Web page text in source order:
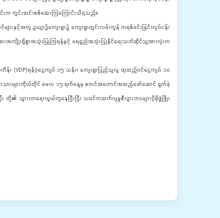
င်းက ကွင်းဆင်းစစ်ဆေးကြကြောင်းသိရသည်။
းနှင့်အတူ ဥယျာဉ်ကျေးရွာ၌ ကျေးရွာတွင်းလမ်းကွန် ကရစ်ခင်းခြင်းလုပ်ငန်း
းအားအကျိုးရှိစွာအသုံးပြုကြရန်နှင့် ရေရှည်အသုံးပြုနိုင်‌ရေးသက်ဆိုင်သူအားလုံးက
း (VDP)ရန်ပုံငွေကျပ် ၁၅ သန်း၊ ကျေးရွာပြည်သူလူ ထုထည့်ဝင်ငွေကျပ် ၁၀
ရွာသားများကိုယ်တိုင် မေလ ၁၅ ရက်နေ့မှ စတင်အကောင်အထည်ဖော်ဆောင် ရွက်ခဲ့
ဦး တို့၏ သွားလာရေးလွယ်ကူ‌နေပြီးပြီး ယခင်ကထက်လူမှုစီးပွားဘဝများပိုမိုဖွံ့ဖြိုး